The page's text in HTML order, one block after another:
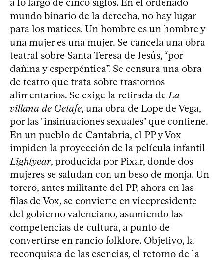
mundo binario de la derecha, no hay lugar
para los matices. Un hombre es un hombre y
una mujer es una mujer. Se cancela una obra
teatral sobre Santa Teresa de Jesús, “por
dañina y esperpéntica”. Se censura una obra
de teatro que trata sobre trastornos
alimentarios. Se exige la retirada de La
villana de Getafe, una obra de Lope de Vega,
por las "insinuaciones sexuales" que contiene.
En un pueblo de Cantabria, el PP y Vox
impiden la proyección de la película infantil
Lightyear, producida por Pixar, donde dos
mujeres se saludan con un beso de monja. Un
torero, antes militante del PP, ahora en las
filas de Vox, se convierte en vicepresidente
del gobierno valenciano, asumiendo las
competencias de cultura, a punto de
convertirse en rancio folklore. Objetivo, la
reconquista de las esencias, el retorno de la